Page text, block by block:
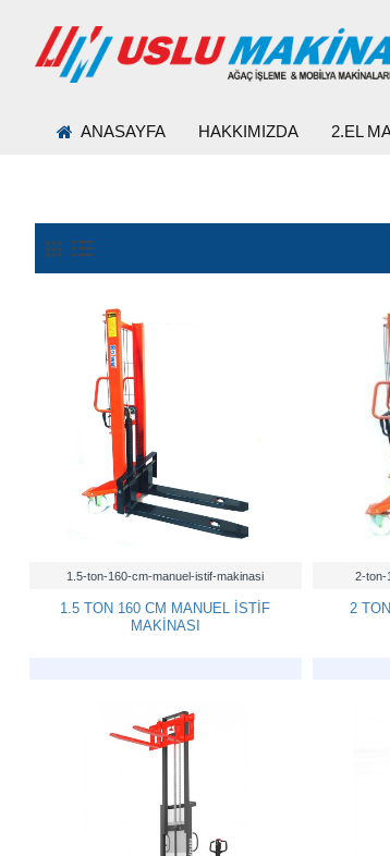
ANASAYFA HAKKIMIZDA 2.EL
1.5-ton-160-cm-manuel-istif-makinasi
1.5 TON 160 CM MANUEL İSTİF
MAKİNASI
2-ton-
2